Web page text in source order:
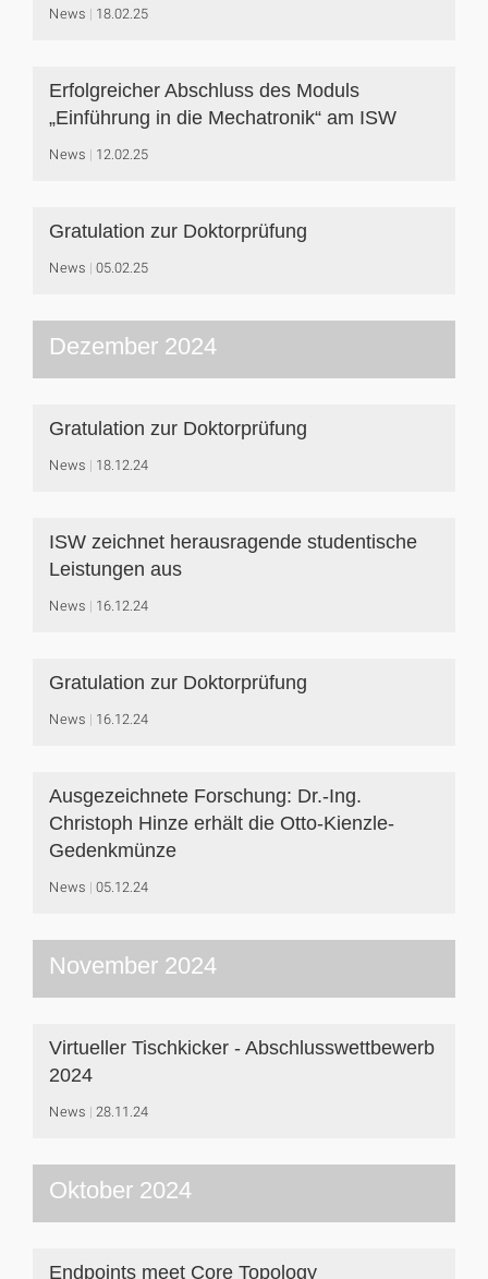
News 18.02.25
Erfolgreicher Abschluss des Moduls
„Einführung in die Mechatronik“ am ISW
News 12.02.25
Gratulation zur Doktorprüfung
News 05.02.25
Dezember 2024
Gratulation zur Doktorprüfung
News 18.12.24
ISW zeichnet herausragende studentische
Leistungen aus
News 16.12.24
Gratulation zur Doktorprüfung
News 16.12.24
Ausgezeichnete Forschung: Dr.-Ing.
Christoph Hinze erhält die Otto-Kienzle-
Gedenkmünze
News 05.12.24
November 2024
Virtueller Tischkicker - Abschlusswettbewerb
2024
News 28.11.24
Oktober 2024
Endpoints meet Core Topology